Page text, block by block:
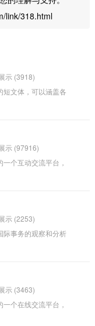
link/318.html
示 (3918)
短文体，可以涵盖各
现象、个人见解
享自己的见解和观
限于特定话题或结
造性。
示 (97916)
个互动交流平台，
动、资讯分享等功
凰网论坛涵盖了各
、娱乐八卦、财经
关注和参与。通过凤
富多样的信息和观
示 (2253)
际事务的观察和分析
世界各地的重要事
提供多元化的视角
全球事务并做出明
示 (3463)
个在线交流平台，
热点话题、交流观